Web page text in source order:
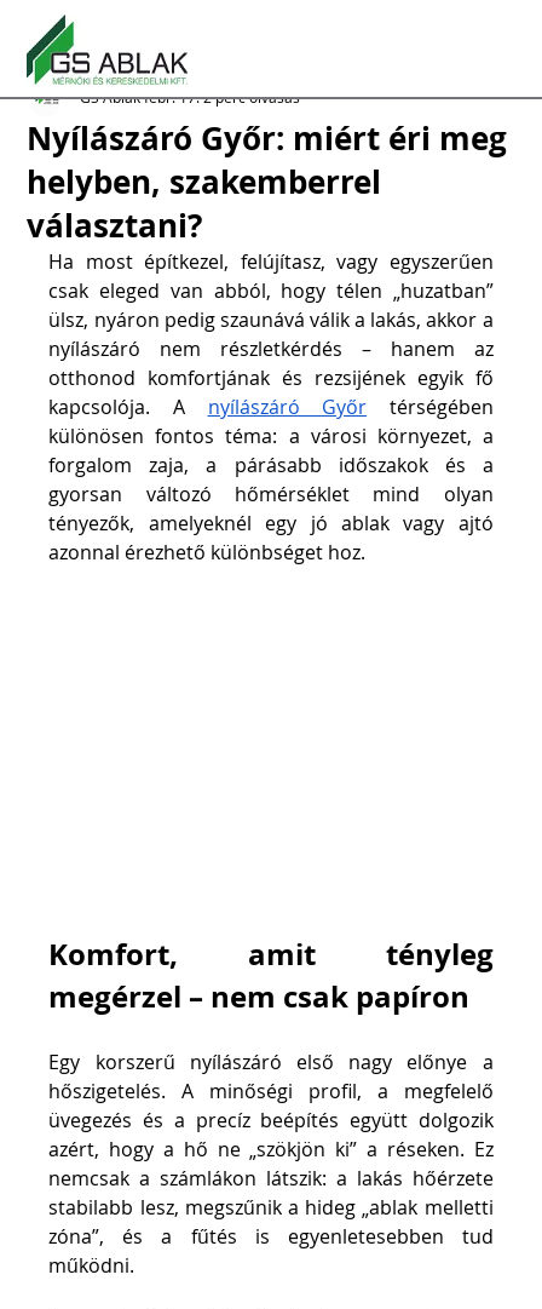
Nyílászáró Győr: miért éri meg
helyben, szakemberrel
választani?
GS Ablakfebr. 17.2 perc olvasás
Ha most építkezel, felújítasz, vagy egyszerűen
csak eleged van abból, hogy télen „huzatban”
ülsz, nyáron pedig szaunává válik a lakás, akkor a
nyílászáró nem részletkérdés – hanem az
otthonod komfortjának és rezsijének egyik fő
kapcsolója. A nyílászáró Győr térségében
különösen fontos téma: a városi környezet, a
forgalom zaja, a párásabb időszakok és a
gyorsan változó hőmérséklet mind olyan
tényezők, amelyeknél egy jó ablak vagy ajtó
azonnal érezhető különbséget hoz.
Komfort, amit tényleg
megérzel – nem csak papíron
Egy korszerű nyílászáró első nagy előnye a
hőszigetelés. A minőségi profil, a megfelelő
üvegezés és a precíz beépítés együtt dolgozik
azért, hogy a hő ne „szökjön ki” a réseken. Ez
nemcsak a számlákon látszik: a lakás hőérzete
stabilabb lesz, megszűnik a hideg „ablak melletti
zóna”, és a fűtés is egyenletesebben tud
működni.